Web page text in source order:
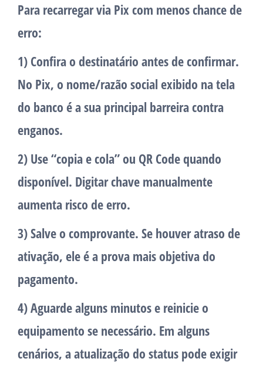
Para recarregar via Pix com menos chance de
erro:
1) Confira o destinatário antes de confirmar.
No Pix, o nome/razão social exibido na tela
do banco é a sua principal barreira contra
enganos.
2) Use “copia e cola” ou QR Code quando
disponível. Digitar chave manualmente
aumenta risco de erro.
3) Salve o comprovante. Se houver atraso de
ativação, ele é a prova mais objetiva do
pagamento.
4) Aguarde alguns minutos e reinicie o
equipamento se necessário. Em alguns
cenários, a atualização do status pode exigir